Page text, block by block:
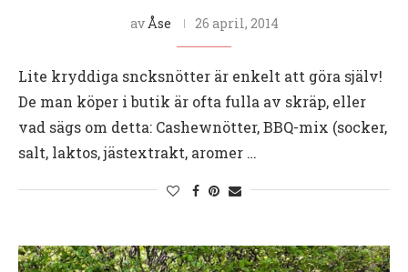
av Åse 26 april, 2014
Lite kryddiga sncksnötter är enkelt att göra själv!
De man köper i butik är ofta fulla av skräp, eller
vad sägs om detta: Cashewnötter, BBQ-mix (socker,
salt, laktos, jästextrakt, aromer …